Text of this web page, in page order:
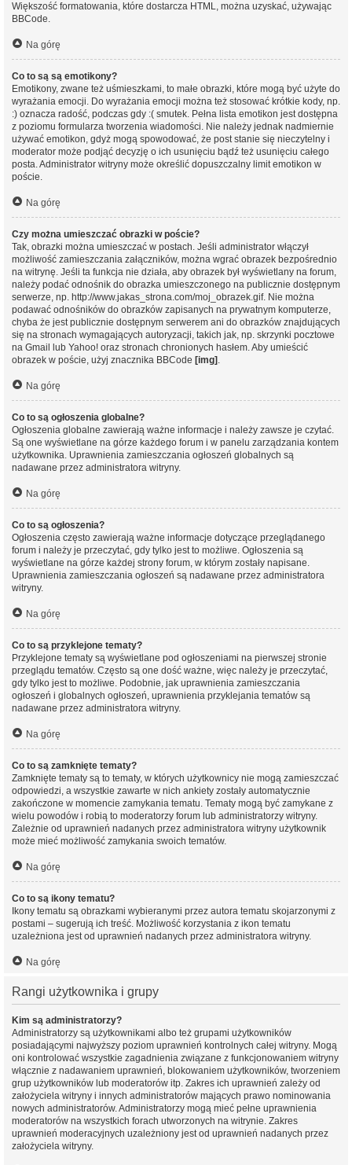
Większość formatowania, które dostarcza HTML, można uzyskać, używając
BBCode.
Na górę
Co to są są emotikony?
Emotikony, zwane też uśmieszkami, to małe obrazki, które mogą być użyte do
wyrażania emocji. Do wyrażania emocji można też stosować krótkie kody, np.
:) oznacza radość, podczas gdy :( smutek. Pełna lista emotikon jest dostępna
z poziomu formularza tworzenia wiadomości. Nie należy jednak nadmiernie
używać emotikon, gdyż mogą spowodować, że post stanie się nieczytelny i
moderator może podjąć decyzję o ich usunięciu bądź też usunięciu całego
posta. Administrator witryny może określić dopuszczalny limit emotikon w
poście.
Na górę
Czy można umieszczać obrazki w poście?
Tak, obrazki można umieszczać w postach. Jeśli administrator włączył
możliwość zamieszczania załączników, można wgrać obrazek bezpośrednio
na witrynę. Jeśli ta funkcja nie działa, aby obrazek był wyświetlany na forum,
należy podać odnośnik do obrazka umieszczonego na publicznie dostępnym
serwerze, np. http://www.jakas_strona.com/moj_obrazek.gif. Nie można
podawać odnośników do obrazków zapisanych na prywatnym komputerze,
chyba że jest publicznie dostępnym serwerem ani do obrazków znajdujących
się na stronach wymagających autoryzacji, takich jak, np. skrzynki pocztowe
na Gmail lub Yahoo! oraz stronach chronionych hasłem. Aby umieścić
obrazek w poście, użyj znacznika BBCode [img] .
Na górę
Co to są ogłoszenia globalne?
Ogłoszenia globalne zawierają ważne informacje i należy zawsze je czytać.
Są one wyświetlane na górze każdego forum i w panelu zarządzania kontem
użytkownika. Uprawnienia zamieszczania ogłoszeń globalnych są
nadawane przez administratora witryny.
Na górę
Co to są ogłoszenia?
Ogłoszenia często zawierają ważne informacje dotyczące przeglądanego
forum i należy je przeczytać, gdy tylko jest to możliwe. Ogłoszenia są
wyświetlane na górze każdej strony forum, w którym zostały napisane.
Uprawnienia zamieszczania ogłoszeń są nadawane przez administratora
witryny.
Na górę
Co to są przyklejone tematy?
Przyklejone tematy są wyświetlane pod ogłoszeniami na pierwszej stronie
przeglądu tematów. Często są one dość ważne, więc należy je przeczytać,
gdy tylko jest to możliwe. Podobnie, jak uprawnienia zamieszczania
ogłoszeń i globalnych ogłoszeń, uprawnienia przyklejania tematów są
nadawane przez administratora witryny.
Na górę
Co to są zamknięte tematy?
Zamknięte tematy są to tematy, w których użytkownicy nie mogą zamieszczać
odpowiedzi, a wszystkie zawarte w nich ankiety zostały automatycznie
zakończone w momencie zamykania tematu. Tematy mogą być zamykane z
wielu powodów i robią to moderatorzy forum lub administratorzy witryny.
Zależnie od uprawnień nadanych przez administratora witryny użytkownik
może mieć możliwość zamykania swoich tematów.
Na górę
Co to są ikony tematu?
Ikony tematu są obrazkami wybieranymi przez autora tematu skojarzonymi z
postami – sugerują ich treść. Możliwość korzystania z ikon tematu
uzależniona jest od uprawnień nadanych przez administratora witryny.
Na górę
Rangi użytkownika i grupy
Kim są administratorzy?
Administratorzy są użytkownikami albo też grupami użytkowników
posiadającymi najwyższy poziom uprawnień kontrolnych całej witryny. Mogą
oni kontrolować wszystkie zagadnienia związane z funkcjonowaniem witryny
włącznie z nadawaniem uprawnień, blokowaniem użytkowników, tworzeniem
grup użytkowników lub moderatorów itp. Zakres ich uprawnień zależy od
założyciela witryny i innych administratorów mających prawo nominowania
nowych administratorów. Administratorzy mogą mieć pełne uprawnienia
moderatorów na wszystkich forach utworzonych na witrynie. Zakres
uprawnień moderacyjnych uzależniony jest od uprawnień nadanych przez
założyciela witryny.